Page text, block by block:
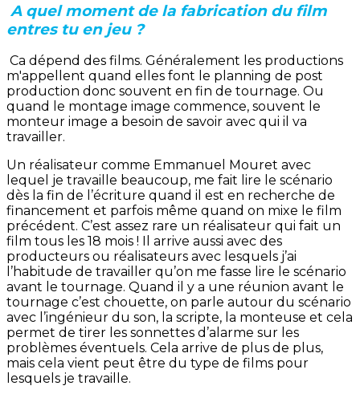
A quel moment de la fabrication du film
entres tu en jeu ?
Ca dépend des films. Généralement les productions
m'appellent quand elles font le planning de post
production donc souvent en fin de tournage. Ou
quand le montage image commence, souvent le
monteur image a besoin de savoir avec qui il va
travailler.
Un réalisateur comme Emmanuel Mouret avec
lequel je travaille beaucoup, me fait lire le scénario
dès la fin de l’écriture quand il est en recherche de
financement et parfois même quand on mixe le film
précédent. C’est assez rare un réalisateur qui fait un
film tous les 18 mois ! Il arrive aussi avec des
producteurs ou réalisateurs avec lesquels j’ai
l’habitude de travailler qu’on me fasse lire le scénario
avant le tournage. Quand il y a une réunion avant le
tournage c’est chouette, on parle autour du scénario
avec l’ingénieur du son, la scripte, la monteuse et cela
permet de tirer les sonnettes d’alarme sur les
problèmes éventuels. Cela arrive de plus de plus,
mais cela vient peut être du type de films pour
lesquels je travaille.